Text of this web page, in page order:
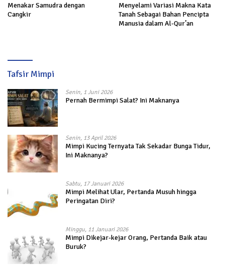
Menakar Samudra dengan
Cangkir
Menyelami Variasi Makna Kata
Tanah Sebagai Bahan Pencipta
Manusia dalam Al-Qur’an
Tafsir Mimpi
Senin, 1 Juni 2026
Pernah Bermimpi Salat? Ini Maknanya
Senin, 13 April 2026
Mimpi Kucing Ternyata Tak Sekadar Bunga Tidur,
Ini Maknanya?
Sabtu, 17 Januari 2026
Mimpi Melihat Ular, Pertanda Musuh hingga
Peringatan Diri?
Minggu, 11 Januari 2026
Mimpi Dikejar-kejar Orang, Pertanda Baik atau
Buruk?